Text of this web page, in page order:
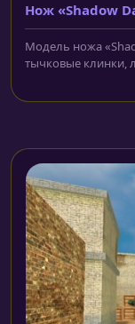
Нож «Shadow
Модель ножа
тычковые клинки,